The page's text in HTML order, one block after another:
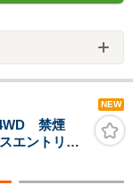
NEW
禁煙
エントリ
ルエアロ
チェーン